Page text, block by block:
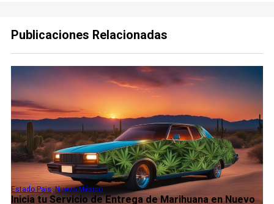
Publicaciones Relacionadas
Inicia tu Servicio de Entrega de Marihuana en Nuevo
Estado Pais,Nuevo México